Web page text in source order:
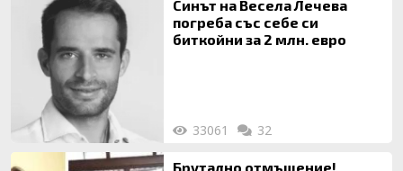
Синът на Весела Лечева
погреба със себе си
биткойни за 2 млн. евро
33061 32
Брутално отмъщение!